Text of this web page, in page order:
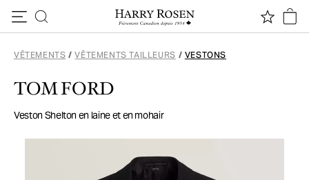
VÊTEMENTS / VÊTEMENTS TAILLEURS / VESTONS
TOM FORD
Veston Shelton en laine et en mohair